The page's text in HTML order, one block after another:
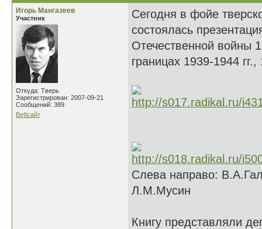
Игорь Мангазеев
Участник
Откуда: Тверь
Зарегистрирован: 2007-09-21
Сообщений: 389
Вебсайт
Сегодня в фойе
состоялась
Отечественной войны
границах 1939-1944
Слева направо:
Л.М.Мусин
Книгу представляли